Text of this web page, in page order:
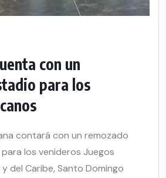
con un
para los
contará con un remozado
los venideros Juegos
del Caribe, Santo Domingo